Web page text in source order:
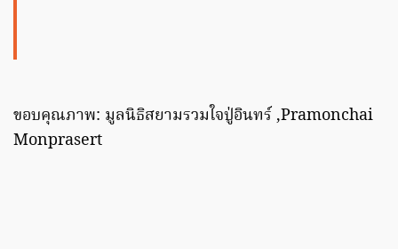
ขอบคุณภาพ: มูลนิธิสยามรวมใจปู่อินทร์ ,Pramonchai
Monprasert